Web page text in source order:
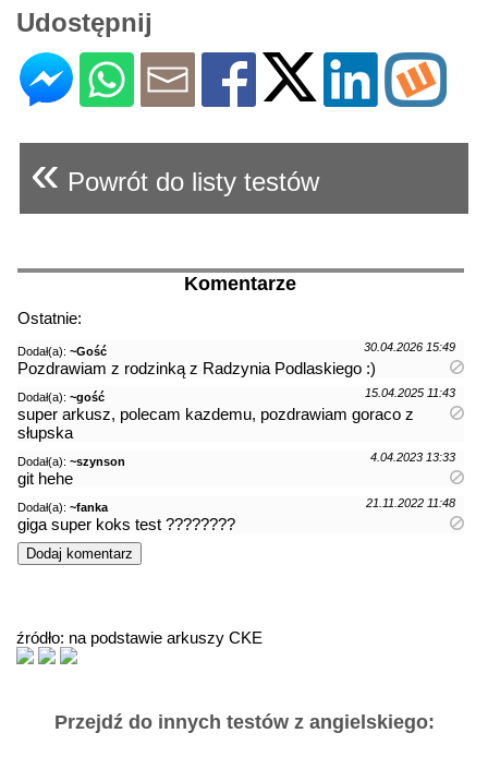
Udostępnij
« Powrót do listy testów
Komentarze
Ostatnie:
30.04.2026 15:49
Dodał(a): ~Gość
Pozdrawiam z rodzinką z Radzynia Podlaskiego :)
15.04.2025 11:43
Dodał(a): ~gość
super arkusz, polecam kazdemu, pozdrawiam goraco z
słupska
4.04.2023 13:33
Dodał(a): ~szynson
git hehe
21.11.2022 11:48
Dodał(a): ~fanka
giga super koks test ????????
źródło: na podstawie arkuszy CKE
Przejdź do innych testów z angielskiego: